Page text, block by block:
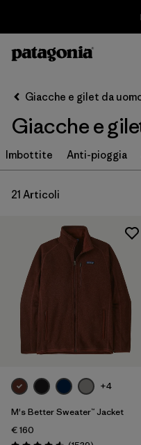
Filtra per
Taglia
S (20)
M (20)
XL
XXL
Filtra per
Vestibilità
Filtra per
Prezzo
Giacche e gilet da
Giacche e
Imbottite Anti-pioggia
21 Articoli
+4
M's Better Sweater™ Jacket
€ 160